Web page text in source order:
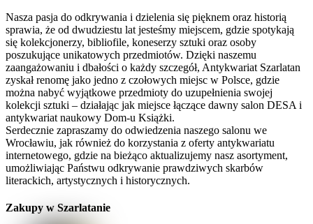
Nasza pasja do odkrywania i dzielenia się pięknem oraz historią
sprawia, że od dwudziestu lat jesteśmy miejscem, gdzie spotykają
się kolekcjonerzy, bibliofile, koneserzy sztuki oraz osoby
poszukujące unikatowych przedmiotów. Dzięki naszemu
zaangażowaniu i dbałości o każdy szczegół, Antykwariat Szarlatan
zyskał renomę jako jedno z czołowych miejsc w Polsce, gdzie
można nabyć wyjątkowe przedmioty do uzupełnienia swojej
kolekcji sztuki – działając jak miejsce łączące dawny salon DESA i
antykwariat naukowy Dom-u Książki.
Serdecznie zapraszamy do odwiedzenia naszego salonu we
Wrocławiu, jak również do korzystania z oferty antykwariatu
internetowego, gdzie na bieżąco aktualizujemy nasz asortyment,
umożliwiając Państwu odkrywanie prawdziwych skarbów
literackich, artystycznych i historycznych.
Zakupy w Szarlatanie